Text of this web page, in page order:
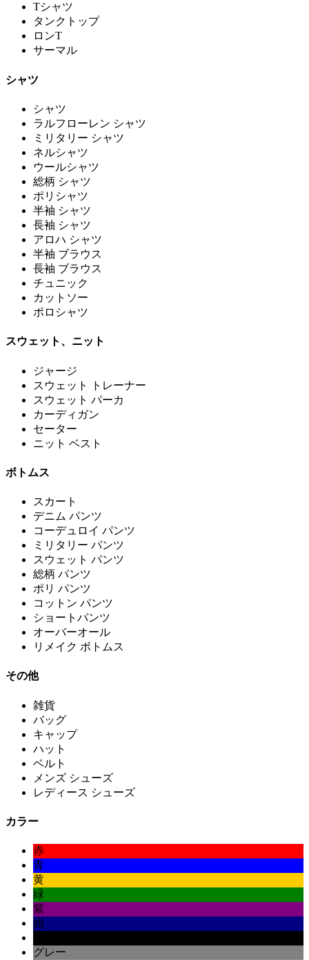
Tシャツ
タンクトップ
ロンT
サーマル
シャツ
シャツ
ラルフローレン シャツ
ミリタリー シャツ
ネルシャツ
ウールシャツ
総柄 シャツ
ポリシャツ
半袖 シャツ
長袖 シャツ
アロハ シャツ
半袖 ブラウス
長袖 ブラウス
チュニック
カットソー
ポロシャツ
スウェット、ニット
ジャージ
スウェット トレーナー
スウェット パーカ
カーディガン
セーター
ニット ベスト
ボトムス
スカート
デニム パンツ
コーデュロイ パンツ
ミリタリー パンツ
スウェット パンツ
総柄 パンツ
ポリ パンツ
コットン パンツ
ショートパンツ
オーバーオール
リメイク ボトムス
その他
雑貨
バッグ
キャップ
ハット
ベルト
メンズ シューズ
レディース シューズ
カラー
赤
青
黄
緑
紫
紺
グレー